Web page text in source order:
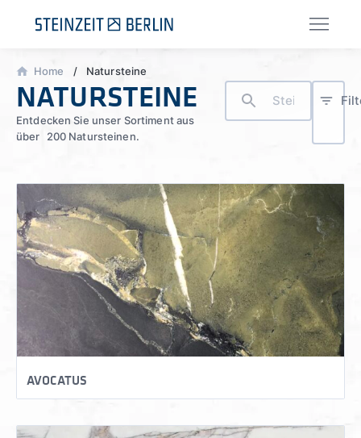
Home / Natursteine
NATURSTEINE
Entdecken Sie unser Sortiment aus
über 200 Natursteinen.
AVOCATUS